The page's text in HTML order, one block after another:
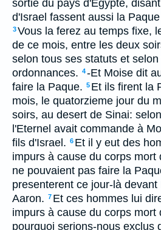
sortie du pays d'Egypte,
d'Israel fassent aussi la
3Vous la ferez au temps fixe,
de ce mois, entre les deux
selon tous ses statuts et
ordonnances. 4-Et Moise dit
faire la Paque. 5 Et ils firent la
mois, le quatorzieme jour du
soirs, au desert de Sinai:
l'Eternel avait commande à
fils d'Israel. 6 Et il y eut des
impurs à cause du corps mort
ne pouvaient pas faire la
presenterent ce jour-là
Aaron. 7 Et ces hommes lui
impurs à cause du corps mort
pourquoi serions-nous exclus